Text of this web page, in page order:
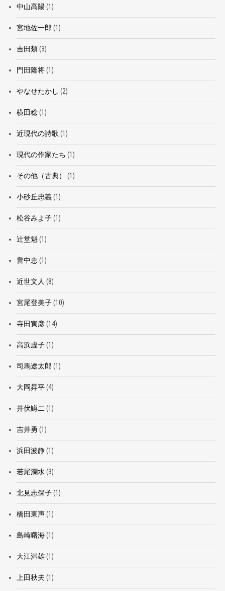
中山高陽(1)
宮地佐一郎 (1)
吉田類(3)
門田隆将(1)
やなせたかし (2)
横田稔(1)
近現代の詩歌 (1)
現代の作家たち (1)
その他（古典） (1)
小砂丘忠義(1)
松谷みよ子(1)
辻堂魁(1)
畠中恵(1)
近世文人 (8)
宮尾登美子(10)
寺田寅彦(14)
高浜虚子(1)
司馬遼太郎 (1)
大岡昇平(4)
井伏鱒二 (1)
吉井勇 (1)
浜田波静(1)
若尾瀾水 (3)
北見志保子(1)
橋田東声(1)
島崎曙海(1)
大江満雄(1)
上田秋夫 (1)